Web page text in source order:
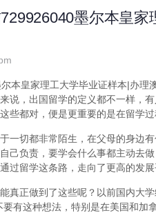
墨尔本皇
本皇家理工大学毕业证样本|办
说，出国留学的定义都不一样，
些都对，便是更重要的是在留学过
一切都非常陌生，在父母的身边
己负责，要学会什么事都主动去
过留学这条路，走向了更高的发展
真正做到了这些呢？以前国内大
有这种想法，特别是在美国和加拿